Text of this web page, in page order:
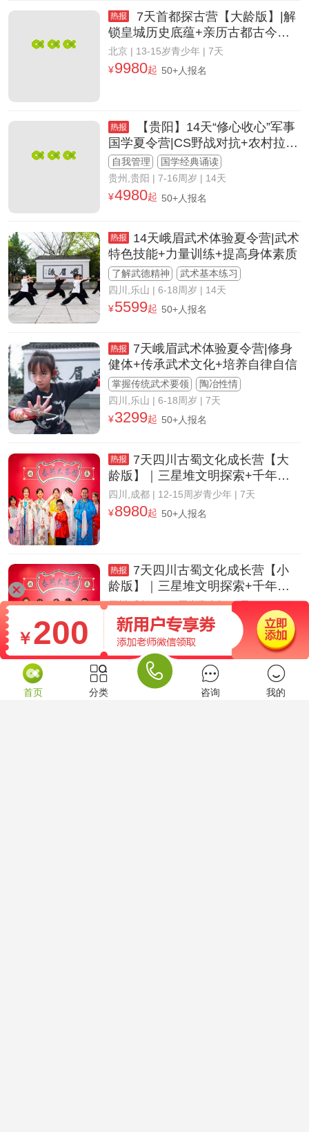
锁皇城历史底蕴+亲历古都古今变
迁+沉浸式文化研学成长
北京 | 13-15岁青少年 | 7天
¥9980起 50+人报名
国学夏令营|CS野战对抗+农村拉练
农耕
自我管理
国学经典诵读
贵州,贵阳 | 7-16周岁 | 14天
¥4980起 50+人报名
14天峨眉武术体验夏令营|武术
特色技能+力量训练+提高身体素质
了解武德精神
武术基本练习
四川,乐山 | 6-18周岁 | 14天
¥5599起 50+人报名
7天峨眉武术体验夏令营|修身
健体+传承武术文化+培养自律自信
掌握传统武术要领
陶冶性情
四川,乐山 | 6-18周岁 | 7天
¥3299起 50+人报名
7天四川古蜀文化成长营【大
龄版】｜三星堆文明探索+千年水
利人文+国宝熊猫生态
四川,成都 | 12-15周岁青少年 | 7天
¥8980起 50+人报名
7天四川古蜀文化成长营【小
龄版】｜三星堆文明探索+千年水
利人文+国宝熊猫生态
四川,成都| 9-12周岁青少年 | 7天
8980 起 50+人报名
LATEST NEWS
最新营训
首页 分类

咨询 我的
￥200